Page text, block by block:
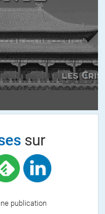
monnaie des accords
comme AIRBUS
pour un propos
dont certains hors
amis grands bretons et
avancées par les
!
sur
publication